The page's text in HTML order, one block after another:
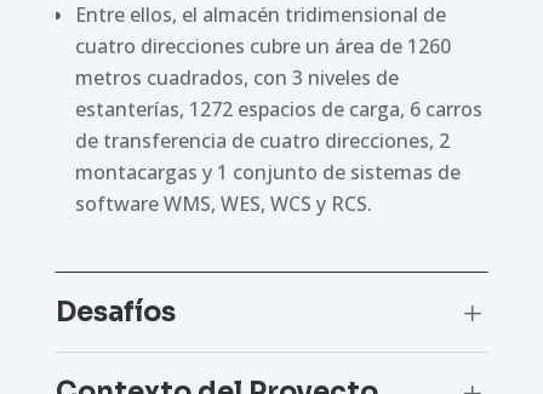
Entre ellos, el almacén tridimensional de
cuatro direcciones cubre un área de 1260
metros cuadrados, con 3 niveles de
estanterías, 1272 espacios de carga, 6 carros
de transferencia de cuatro direcciones, 2
montacargas y 1 conjunto de sistemas de
software WMS, WES, WCS y RCS.
Desafíos L